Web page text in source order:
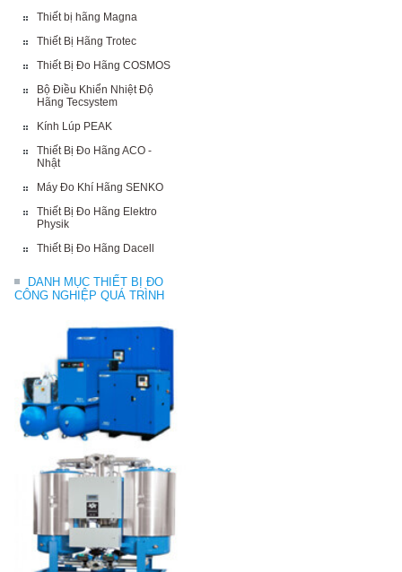
Thiết bị hãng Magna
Thiết Bị Hãng Trotec
Thiết Bị Đo Hãng COSMOS
Bộ Điều Khiển Nhiệt Độ
Hãng Tecsystem
Kính Lúp PEAK
Thiết Bị Đo Hãng ACO -
Nhật
Máy Đo Khí Hãng SENKO
Thiết Bị Đo Hãng Elektro
Physik
Thiết Bị Đo Hãng Dacell
DANH MỤC THIẾT BỊ ĐO
CÔNG NGHIỆP QUÁ TRÌNH